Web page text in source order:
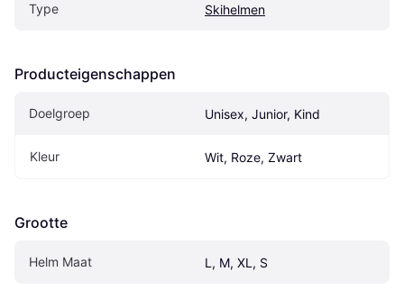
Type Skihelmen
Producteigenschappen
Doelgroep Unisex, Junior, Kind
Kleur Wit, Roze, Zwart
Grootte
Helm Maat L, M, XL, S